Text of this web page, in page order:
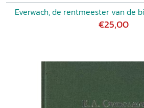
Everwach, de rentmeester van de
€25,00